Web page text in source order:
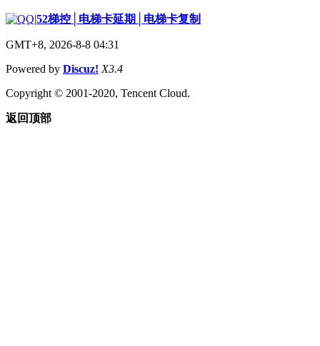
|52梯控│电梯卡延期│电梯卡复制
GMT+8, 2026-8-8 04:31
Powered by Discuz! X3.4
Copyright © 2001-2020, Tencent Cloud.
返回顶部